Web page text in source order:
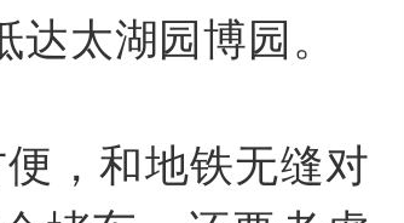
太湖园博园。
，和地铁无缝对